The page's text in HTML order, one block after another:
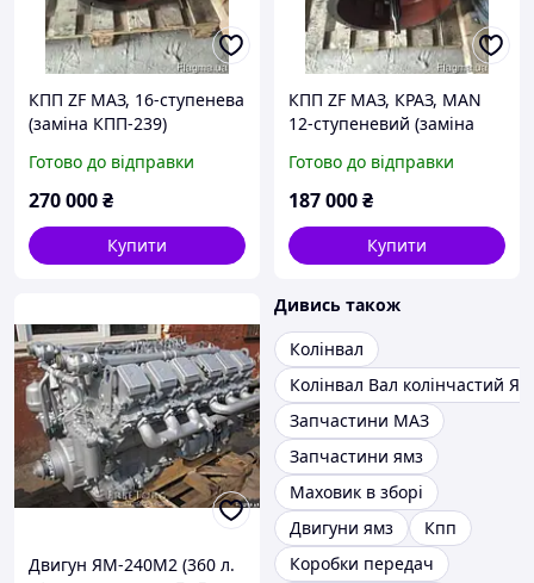
КПП ZF МАЗ, 16-ступенева
(заміна КПП-239)
Готово до відправки
270 000₴
Купити
КПП ZF МАЗ, КРАЗ, MAN
12-ступеневий (заміна
Готово до відправки
187 000₴
Купити
Двигун ЯМ-240М2 (360 л.
Дивись також
Колінвал
Колінвал Вал колінчастий
Запчастини МАЗ
Запчастини ямз
Маховик в зборі
Двигуни ямз
Кпп
Коробки передач